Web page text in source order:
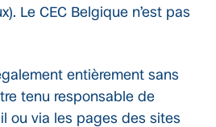
Le CEC Belgique n’est pas
entièrement sans
tenu responsable de
ou via les pages des sites